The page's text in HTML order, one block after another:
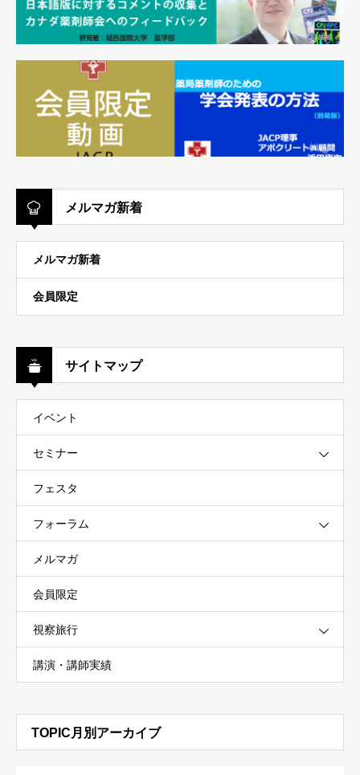
メルマガ新着
メルマガ新着
会員限定
サイトマップ
イベント
セミナー
フェスタ
フォーラム
メルマガ
会員限定
視察旅行
講演・講師実績
TOPIC月別アーカイブ